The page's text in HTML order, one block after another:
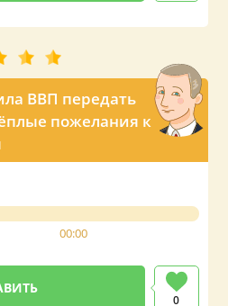
ВВП передать
пожелания к
00:00
0